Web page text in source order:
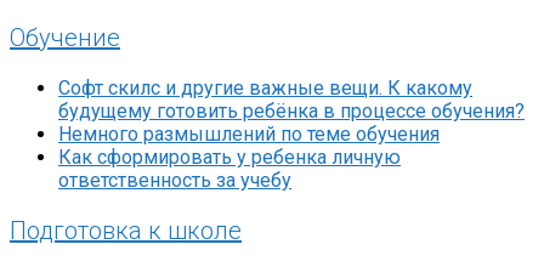
Обучение
Софт скилс и другие важные вещи. К какому
будущему готовить ребёнка в процессе обучения?
Немного размышлений по теме обучения
Как сформировать у ребенка личную
ответственность за учебу
Подготовка к школе